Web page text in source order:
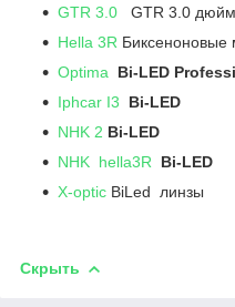
GTR 3.0 GTR 3.0
Hella 3R Биксеноновые
Optima
Bi-LED
Iphcar I3
Bi-LED
NHK 2 Bi-LED
NHK hella3R
Bi-LED
X-optic BiLed линзы
Скрыть